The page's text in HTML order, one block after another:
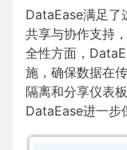
DataEase满足了
共享与协作支持
全性方面，
施，确保数据在
隔离和分享仪表
DataEase进一步